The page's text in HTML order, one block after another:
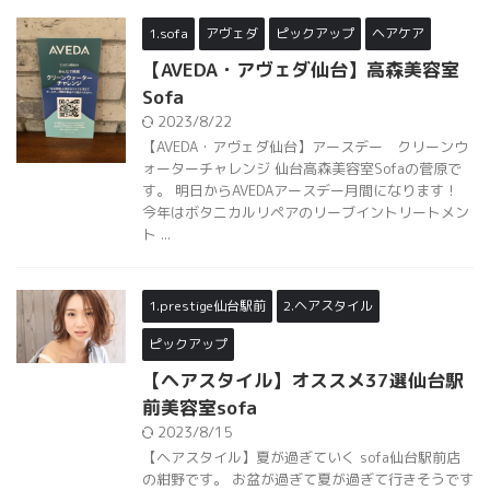
1.sofa アヴェダ ピックアップ ヘアケア
【AVEDA・アヴェダ仙台】高森美容室
Sofa
2023/8/22
【AVEDA・アヴェダ仙台】アースデー クリーンウ
ォーターチャレンジ 仙台高森美容室Sofaの菅原で
す。 明日からAVEDAアースデー月間になります！
今年はボタニカルリペアのリーブイントリートメン
ト ...
1.prestige仙台駅前 2.ヘアスタイル
ピックアップ
【ヘアスタイル】オススメ37選仙台駅
前美容室sofa
2023/8/15
【ヘアスタイル】夏が過ぎていく sofa仙台駅前店
の紺野です。 お盆が過ぎて夏が過ぎて行きそうです